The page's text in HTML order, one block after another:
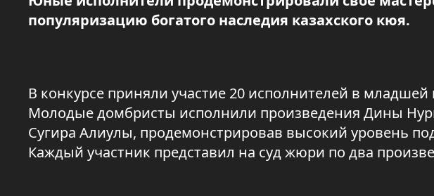
популяризацию богатого наследия казахского кюя.
В конкурсе приняли участие 20 исполнителей в
Молодые домбристы исполнили произведения Дины
Сугира Алиулы, продемонстрировав высокий уровень
Каждый участник представил на суд жюри по два